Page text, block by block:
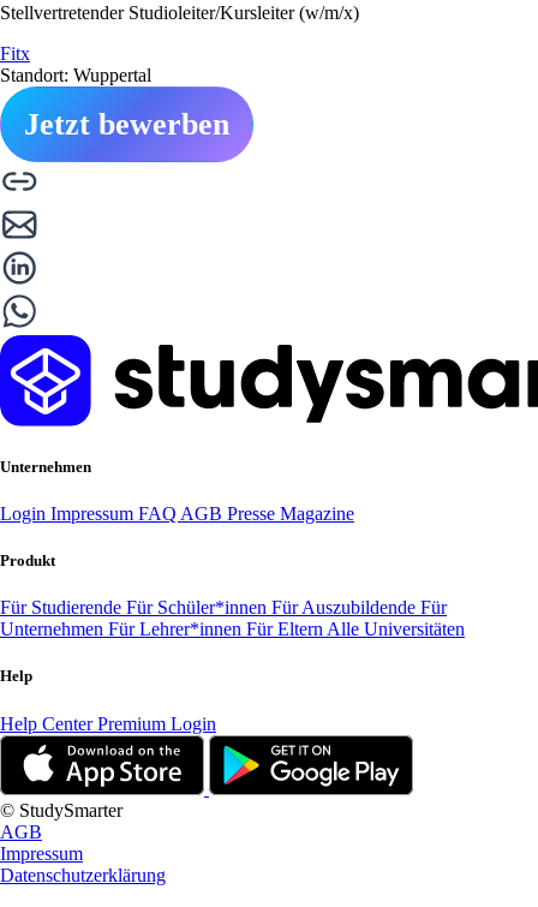
Stellvertretender Studioleiter/Kursleiter (w/m/x)
Fitx
Standort: Wuppertal
Jetzt bewerben
Unternehmen
Login Impressum FAQ AGB Presse Magazine
Produkt
Für Studierende Für Schüler*innen Für Auszubildende Für
Unternehmen Für Lehrer*innen Für Eltern Alle Universitäten
Help
Help CenterPremium Login
© StudySmarter
AGB
Impressum
Datenschutzerklärung